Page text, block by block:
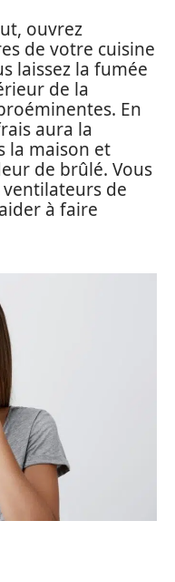
ouvrez
de votre cuisine
laissez la fumée
de la
En
aura la
la maison et
de brûlé. Vous
de
à faire